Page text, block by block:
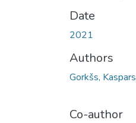
Date
2021
Authors
Gorkšs, Kaspars
Co-author